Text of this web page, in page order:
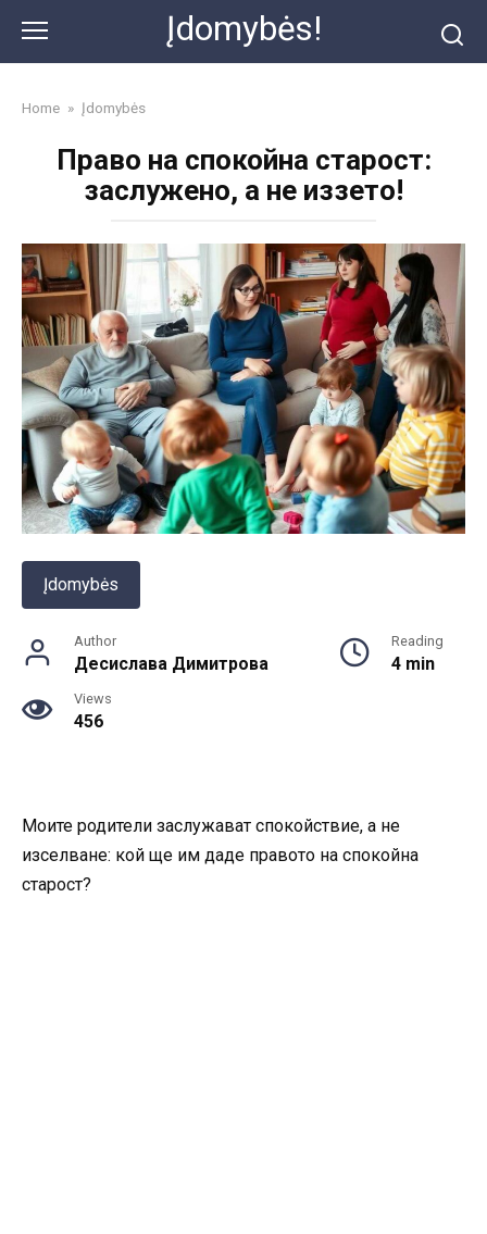
content
Įdomybės!
Home » Įdomybės
Право на спокойна старост:
заслужено, а не иззето!
Įdomybės
Author
Десислава Димитрова
Reading
4 min
Views
456
Моите родители заслужават спокойствие, а не
изселване: кой ще им даде правото на спокойна
старост?